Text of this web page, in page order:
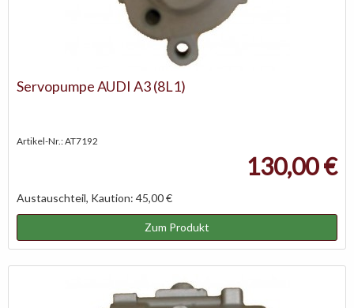
Servopumpe AUDI A3 (8L1)
Artikel-Nr.: AT7192
130,00 €
Austauschteil, Kaution: 45,00 €
Zum Produkt